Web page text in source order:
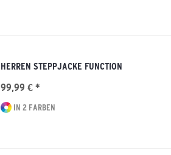
HERREN STEPPJACKE FUNCTION
99,99 € *
IN 2 FARBEN